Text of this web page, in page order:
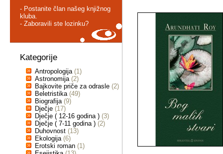
- Postanite član našeg knjižnog
kluba.
- Zaboravili ste lozinku?
Kategorije
Antropologija (1)
Astronomija (2)
Bajkovite priče za odrasle (2)
Beletristika (49)
Biografija (9)
Dječje (17)
Dječje ( 12-16 godina ) (3)
Dječje ( 7-11 godina ) (2)
Duhovnost (13)
Ekologija (6)
Erotski roman (1)